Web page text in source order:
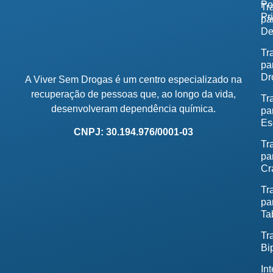
A Viver Sem Drogas é um centro especializado na
recuperação de pessoas que, ao longo da vida,
desenvolveram dependência química.
CNPJ: 30.194.976/0001-03